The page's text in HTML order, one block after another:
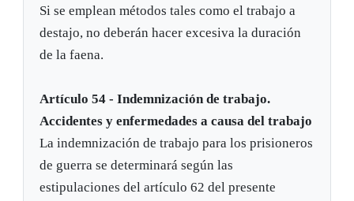
Si se emplean métodos tales como el trabajo a
destajo, no deberán hacer excesiva la duración
de la faena.
Artículo 54 - Indemnización de trabajo.
Accidentes y enfermedades a causa del trabajo
La indemnización de trabajo para los prisioneros
de guerra se determinará según las
estipulaciones del artículo 62 del presente